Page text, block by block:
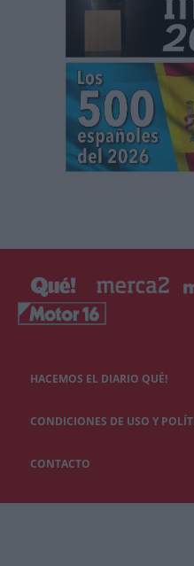
HACEMOS EL DIARIO QUÉ!
CONDICIONES DE USO Y
CONTACTO